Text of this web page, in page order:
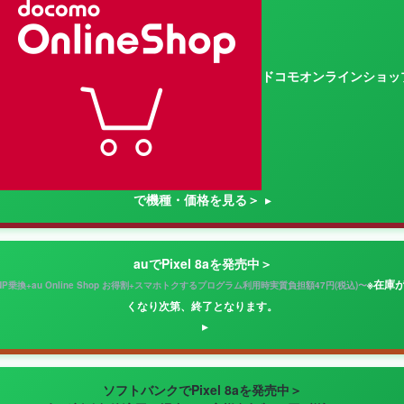
ドコモオンラインショッ
で機種・価格を見る＞
auでPixel 8aを発売中＞
乗換+au Online Shop お得割+スマホトクするプログラム利用時実質負担額47円(税込)〜※在庫
くなり次第、終了となります。
ソフトバンクでPixel 8aを発売中＞